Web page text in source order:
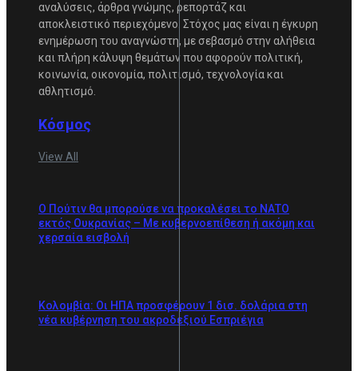
αναλύσεις, άρθρα γνώμης, ρεπορτάζ και
αποκλειστικό περιεχόμενο. Στόχος μας είναι η έγκυρη
ενημέρωση του αναγνώστη, με σεβασμό στην αλήθεια
και πλήρη κάλυψη θεμάτων που αφορούν πολιτική,
κοινωνία, οικονομία, πολιτισμό, τεχνολογία και
αθλητισμό.
Κόσμος
View All
Ο Πούτιν θα μπορούσε να προκαλέσει το ΝΑΤΟ
εκτός Ουκρανίας – Με κυβερνοεπίθεση ή ακόμη και
χερσαία εισβολή
Κολομβία: Οι ΗΠΑ προσφέρουν 1 δισ. δολάρια στη
νέα κυβέρνηση του ακροδεξιού Εσπριέγια